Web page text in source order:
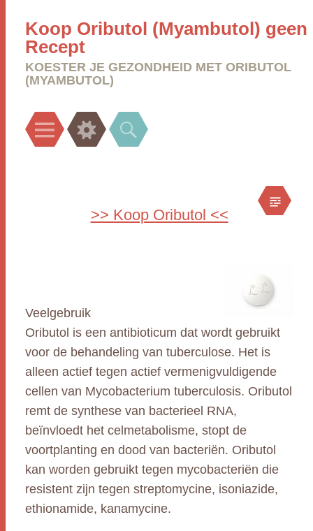
Koop Oributol (Myambutol) geen
Recept
KOESTER JE GEZONDHEID MET ORIBUTOL
(MYAMBUTOL)
Menu Widgets Search
>> Koop Oributol <<
Veelgebruik
Oributol is een antibioticum dat wordt gebruikt
voor de behandeling van tuberculose. Het is
alleen actief tegen actief vermenigvuldigende
cellen van Mycobacterium tuberculosis. Oributol
remt de synthese van bacterieel RNA,
beïnvloedt het celmetabolisme, stopt de
voortplanting en dood van bacteriën. Oributol
kan worden gebruikt tegen mycobacteriën die
resistent zijn tegen streptomycine, isoniazide,
ethionamide, kanamycine.